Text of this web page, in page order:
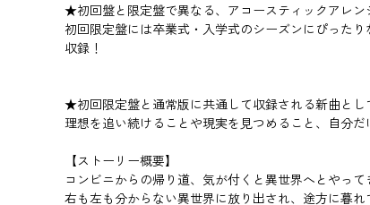
★初回盤と限定盤で異なる、アコースティックアレン
初回限定盤には卒業式・入学式のシーズンにぴった
収録！
★初回限定盤と通常版に共通して収録される新曲と
理想を追い続けることや現実を見つめること、自分
【ストーリー概要】
コンビニからの帰り道、気が付くと異世界へとやって
右も左も分からない異世界に放り出され、途方に暮